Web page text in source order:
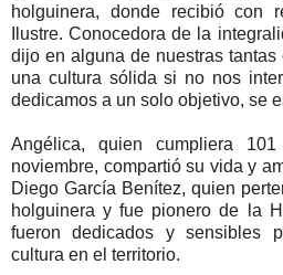
holguinera, donde recibió con
Ilustre. Conocedora de la
dijo en alguna de nuestras tantas
una cultura sólida si no nos
dedicamos a un solo objetivo, se
Angélica, quien cumpliera
noviembre, compartió su vida y
Diego García Benítez, quien
holguinera y fue pionero de la
fueron dedicados y sensibles
cultura en el territorio.